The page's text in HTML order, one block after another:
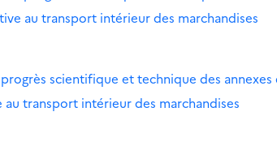
au transport intérieur des marchandises
scientifique et technique des annexes
transport intérieur des marchandises